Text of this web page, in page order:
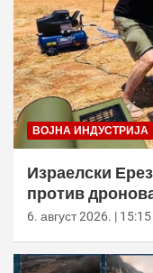
ВОЈНА ИНДУСТРИЈА
Израелски
против
6. август 2026. | 15:15